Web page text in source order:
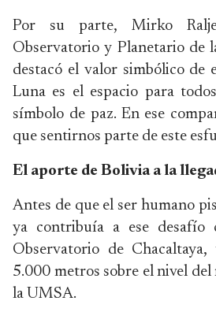
Por su parte, Mirko
Observatorio y Planetario de
destacó el valor simbólico de
Luna es el espacio para
símbolo de paz. En ese
que sentirnos parte de este
El aporte de Bolivia a la
Antes de que el ser humano
ya contribuía a ese desafío
Observatorio de
5.000 metros sobre el nivel
la UMSA.